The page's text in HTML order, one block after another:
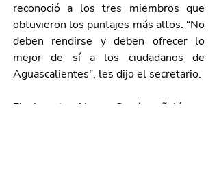
reconoció a los tres miembros que
obtuvieron los puntajes más altos. “No
deben rendirse y deben ofrecer lo
mejor de sí a los ciudadanos de
Aguascalientes", les dijo el secretario.
Finalmente, Alonso García señaló que